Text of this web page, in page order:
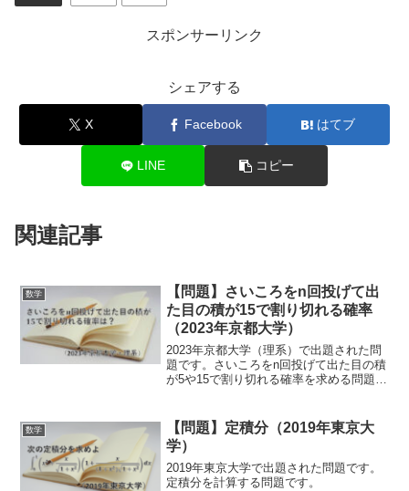
スポンサーリンク
シェアする
X Facebook はてブ
LINE コピー
関連記事
数学
【問題】さいころをn回投げて出
た目の積が15で割り切れる確率
（2023年京都大学）
2023年京都大学（理系）で出題された問
題です。さいころをn回投げて出た目の積
が5や15で割り切れる確率を求める問題で
数学
【問題】定積分（2019年東京大
学）
2019年東京大学で出題された問題です。
定積分を計算する問題です。